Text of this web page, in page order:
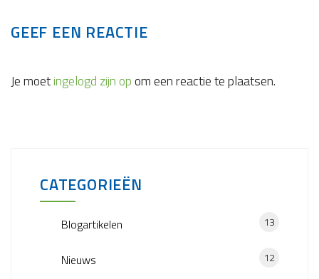
GEEF EEN REACTIE
Je moetingelogd zijn opom een reactie te plaatsen.
CATEGORIEËN
Blogartikelen 13
Nieuws 12